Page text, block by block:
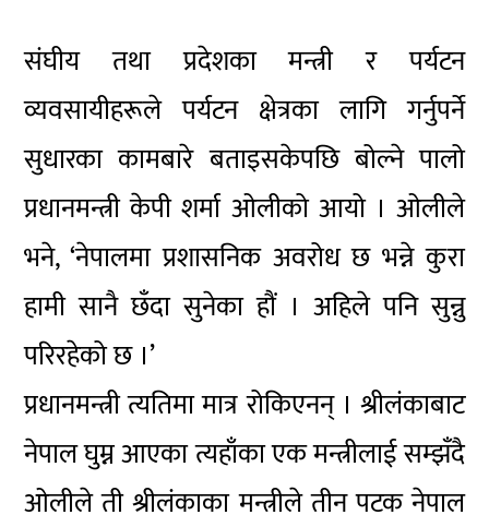
संघीय तथा प्रदेशका मन्त्री र पर्यटन
व्यवसायीहरूले पर्यटन क्षेत्रका लागि गर्नुपर्ने
सुधारका कामबारे बताइसकेपछि बोल्ने पालो
प्रधानमन्त्री केपी शर्मा ओलीको आयो । ओलीले
भने, ‘नेपालमा प्रशासनिक अवरोध छ भन्ने कुरा
हामी सानै छँदा सुनेका हौं । अहिले पनि सुन्नु
परिरहेको छ ।’
प्रधानमन्त्री त्यतिमा मात्र रोकिएनन् । श्रीलंकाबाट
नेपाल घुम्न आएका त्यहाँका एक मन्त्रीलाई सम्झँदै
ओलीले ती श्रीलंकाका मन्त्रीले तीन पटक नेपाल